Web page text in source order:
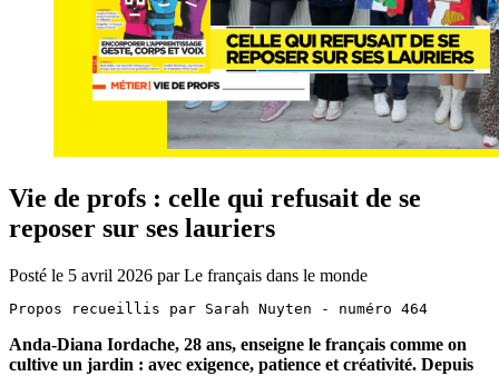
Vie de profs : celle qui refusait de se
reposer sur ses lauriers
Posté le 5 avril 2026 par Le français dans le monde
Propos recueillis par Sarah Nuyten - numéro 464
Anda-Diana Iordache, 28 ans, enseigne le français comme on
cultive un jardin : avec exigence, patience et créativité. Depuis